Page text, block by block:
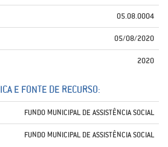
05.08.0004
05/08/2020
2020
E FONTE DE RECURSO:
FUNDO MUNICIPAL DE ASSISTÊNCIA SOCIAL
FUNDO MUNICIPAL DE ASSISTÊNCIA SOCIAL